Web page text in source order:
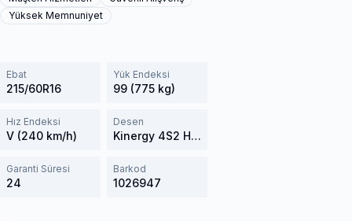
Yüksek Memnuniyet
Ebat
215/60R16
Yük Endeksi
99 (775 kg)
Hız Endeksi
V (240 km/h)
Desen
Kinergy 4S2 H750
Garanti Süresi
24
Barkod
1026947